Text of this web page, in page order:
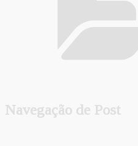
Navegação de Post